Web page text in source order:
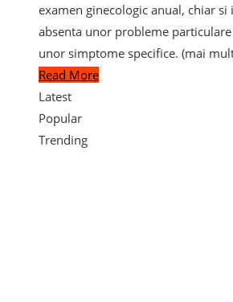
examen ginecologic anual, chiar si
absenta unor probleme particulare
unor simptome specifice. (mai
Read More
Latest
Popular
Trending